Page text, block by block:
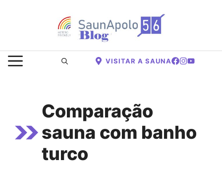
conteúdo
MENU VISITAR A SAUNA
Comparação
sauna com banho
turco